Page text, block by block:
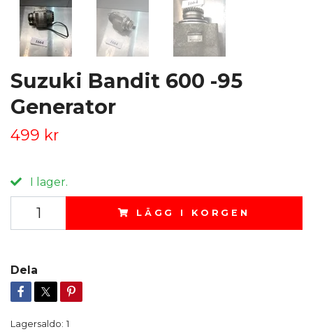
Suzuki Bandit 600 -95
Generator
499 kr
I lager.
LÄGG I KORGEN
Dela
Lagersaldo: 1